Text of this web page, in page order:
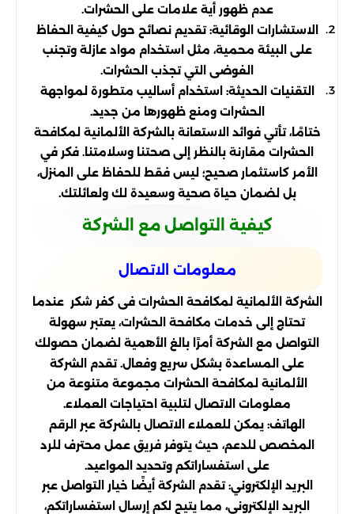
عدم ظهور أية علامات على الحشرات.
الاستشارات الوقائية: تقديم نصائح حول كيفية الحفاظ
على البيئة محمية، مثل استخدام مواد عازلة وتجنب
الفوضى التي تجذب الحشرات.
التقنيات الحديثة: استخدام أساليب متطورة لمواجهة
الحشرات ومنع ظهورها من جديد.
ختامًا، تأتي فوائد الاستعانة بالشركة الألمانية لمكافحة
الحشرات مقارنة بالنظر إلى صحتنا وسلامتنا. فكر في
الأمر كاستثمار صحيح؛ ليس فقط للحفاظ على المنزل،
بل لضمان حياة صحية وسعيدة لك ولعائلتك.
كيفية التواصل مع الشركة
معلومات الاتصال
الشركة الألمانية لمكافحة الحشرات فى كفر شكر عندما
تحتاج إلى خدمات مكافحة الحشرات، يعتبر سهولة
التواصل مع الشركة أمرًا بالغ الأهمية لضمان حصولك
على المساعدة بشكل سريع وفعال. تقدم الشركة
الألمانية لمكافحة الحشرات مجموعة متنوعة من
معلومات الاتصال لتلبية احتياجات العملاء.
الهاتف: يمكن للعملاء الاتصال بالشركة عبر الرقم
المخصص للدعم، حيث يتوفر فريق عمل محترف للرد
على استفساراتكم وتحديد المواعيد.
البريد الإلكتروني: تقدم الشركة أيضًا خيار التواصل عبر
البريد الإلكتروني، مما يتيح لكم إرسال استفساراتكم،